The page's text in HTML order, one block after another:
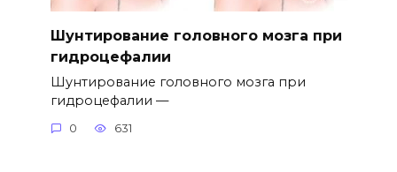
Шунтирование головного мозга при
гидроцефалии
Шунтирование головного мозга при
гидроцефалии —
0 631